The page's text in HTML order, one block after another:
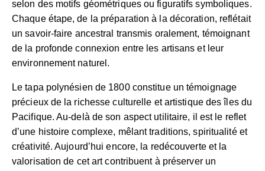
selon des motifs géométriques ou figuratifs symboliques.
Chaque étape, de la préparation à la décoration, reflétait
un savoir-faire ancestral transmis oralement, témoignant
de la profonde connexion entre les artisans et leur
environnement naturel.
Le tapa polynésien de 1800 constitue un témoignage
précieux de la richesse culturelle et artistique des îles du
Pacifique. Au-delà de son aspect utilitaire, il est le reflet
d’une histoire complexe, mêlant traditions, spiritualité et
créativité. Aujourd’hui encore, la redécouverte et la
valorisation de cet art contribuent à préserver un